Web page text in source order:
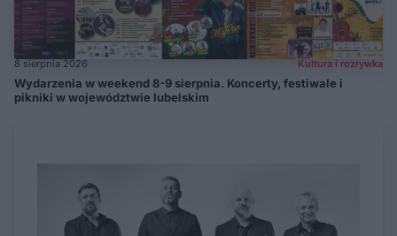
8 sierpnia 2026 Kultura i rozrywka
Wydarzenia w weekend 8-9 sierpnia. Koncerty, festiwale i
pikniki w województwie lubelskim